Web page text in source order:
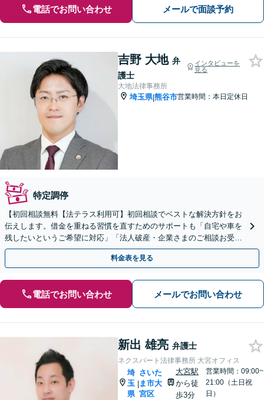
電話でお問い合わせ メールで面談予約
吉野 大地 弁
護士
インタビューを
見る
大地法律事務所
埼玉県|熊谷市営業時間：本日定休日
特定調停
【初回相談無料【法テラス利用可】初回相談でベストな解決方針をお
伝えします。借金を重ねる習慣を直すためのサポートも「自宅や車を
残したいというご希望に対応」「法人破産・企業さまのご相談お受け
します」
料金表を見る
電話でお問い合わせ メールでお問い合わせ
新出 雄亮 弁護士
ネクスパート法律事務所 大宮オフィス
埼
玉
県
|
さいた
ま市大
宮区
大宮駅
から徒
歩3分
営業時間：09:00~
21:00（土日祝
日）